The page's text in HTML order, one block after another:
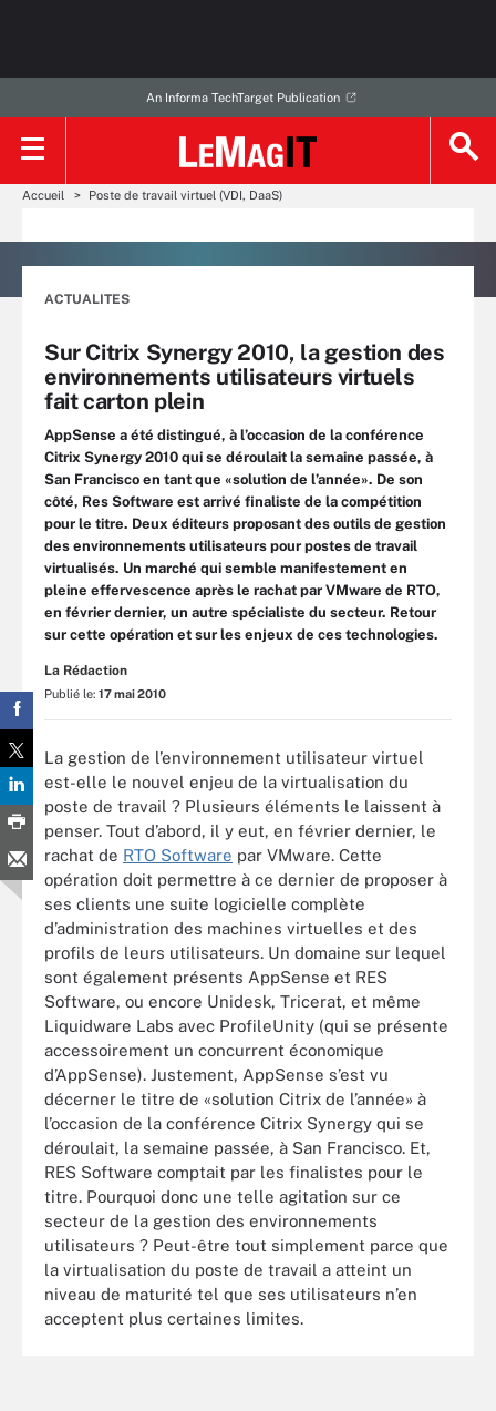
An Informa TechTarget Publication
Accueil Poste de travail virtuel (VDI, DaaS)
ACTUALITES
Sur Citrix Synergy 2010, la gestion des
environnements utilisateurs virtuels
fait carton plein
AppSense a été distingué, à l’occasion de la conférence
Citrix Synergy 2010 qui se déroulait la semaine passée, à
San Francisco en tant que «solution de l’année». De son
côté, Res Software est arrivé finaliste de la compétition
pour le titre. Deux éditeurs proposant des outils de gestion
des environnements utilisateurs pour postes de travail
virtualisés. Un marché qui semble manifestement en
pleine effervescence après le rachat par VMware de RTO,
en février dernier, un autre spécialiste du secteur. Retour
sur cette opération et sur les enjeux de ces technologies.
La Rédaction
Publié le: 17 mai 2010
La gestion de l’environnement utilisateur virtuel
est-elle le nouvel enjeu de la virtualisation du
poste de travail ? Plusieurs éléments le laissent à
penser. Tout d’abord, il y eut, en février dernier, le
rachat de RTO Software par VMware. Cette
opération doit permettre à ce dernier de proposer à
ses clients une suite logicielle complète
d’administration des machines virtuelles et des
profils de leurs utilisateurs. Un domaine sur lequel
sont également présents AppSense et RES
Software, ou encore Unidesk, Tricerat, et même
Liquidware Labs avec ProfileUnity (qui se présente
accessoirement un concurrent économique
d’AppSense). Justement, AppSense s’est vu
décerner le titre de «solution Citrix de l’année» à
l’occasion de la conférence Citrix Synergy qui se
déroulait, la semaine passée, à San Francisco. Et,
RES Software comptait par les finalistes pour le
titre. Pourquoi donc une telle agitation sur ce
secteur de la gestion des environnements
utilisateurs ? Peut-être tout simplement parce que
la virtualisation du poste de travail a atteint un
niveau de maturité tel que ses utilisateurs n’en
acceptent plus certaines limites.